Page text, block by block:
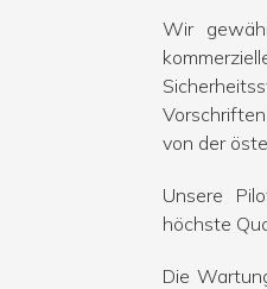
Wir
von der
Unsere
höchste
Die